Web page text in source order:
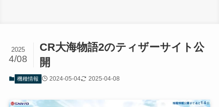
CR大海物語2のティザーサイト公
開
2025
4/08
機種情報 2024-05-04 2025-04-08